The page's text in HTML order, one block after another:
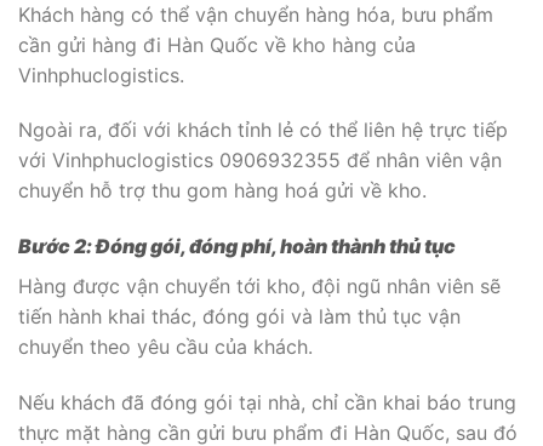
Khách hàng có thể vận chuyển hàng hóa, bưu phẩm
cần gửi hàng đi Hàn Quốc về kho hàng của
Vinhphuclogistics.
Ngoài ra, đối với khách tỉnh lẻ có thể liên hệ trực tiếp
với Vinhphuclogistics 0906932355 để nhân viên vận
chuyển hỗ trợ thu gom hàng hoá gửi về kho.
Bước 2: Đóng gói, đóng phí, hoàn thành thủ tục
Hàng được vận chuyển tới kho, đội ngũ nhân viên sẽ
tiến hành khai thác, đóng gói và làm thủ tục vận
chuyển theo yêu cầu của khách.
Nếu khách đã đóng gói tại nhà, chỉ cần khai báo trung
thực mặt hàng cần gửi bưu phẩm đi Hàn Quốc, sau đó